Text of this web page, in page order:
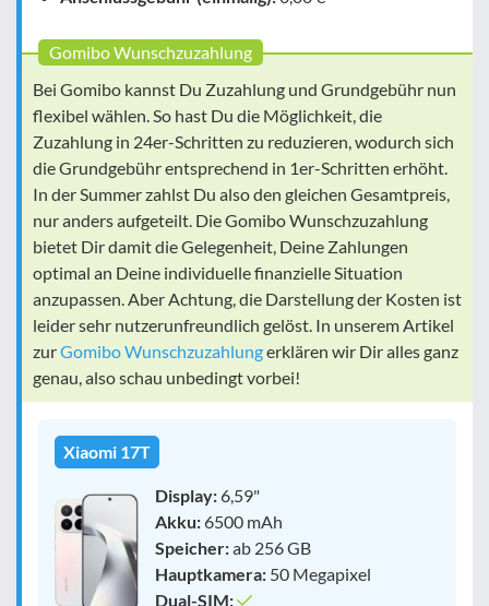
Gomibo Wunschzuzahlung
Bei Gomibo kannst Du Zuzahlung und Grundgebühr nun
flexibel wählen. So hast Du die Möglichkeit, die
Zuzahlung in 24er-Schritten zu reduzieren, wodurch sich
die Grundgebühr entsprechend in 1er-Schritten erhöht.
In der Summer zahlst Du also den gleichen Gesamtpreis,
nur anders aufgeteilt. Die Gomibo Wunschzuzahlung
bietet Dir damit die Gelegenheit, Deine Zahlungen
optimal an Deine individuelle finanzielle Situation
anzupassen. Aber Achtung, die Darstellung der Kosten ist
leider sehr nutzerunfreundlich gelöst. In unserem Artikel
zurGomibo Wunschzuzahlungerklären wir Dir alles ganz
genau, also schau unbedingt vorbei!
Xiaomi 17T
Display:6,59"
Akku:6500 mAh
Speicher:ab 256 GB
Hauptkamera: 50 Megapixel
Dual-SIM: